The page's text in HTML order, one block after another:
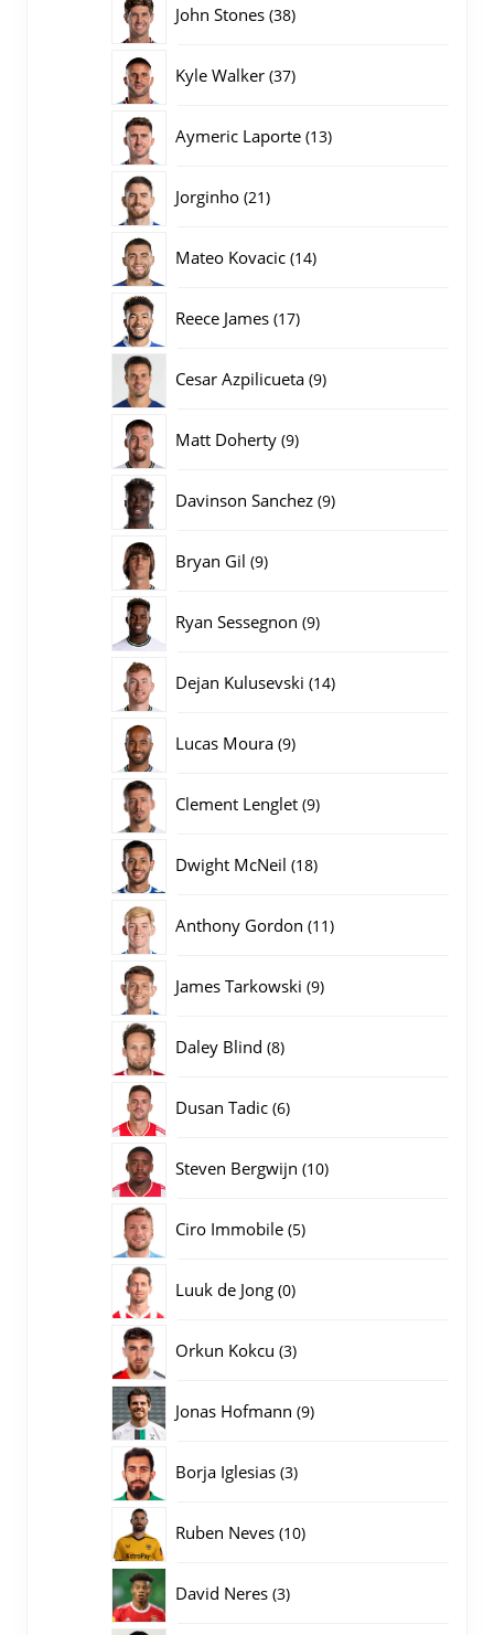
John Stones 3838
Kyle Walker 3737
Aymeric Laporte 1313
Jorginho 2121
Mateo Kovacic 1414
Reece James 1717
Cesar Azpilicueta 99
Matt Doherty 99
Davinson Sanchez 99
Bryan Gil 99
Ryan Sessegnon 99
Dejan Kulusevski 1414
Lucas Moura 99
Clement Lenglet 99
Dwight McNeil 1818
Anthony Gordon 1111
James Tarkowski 99
Daley Blind 88
Dusan Tadic 66
Steven Bergwijn 1010
Ciro Immobile 55
Luuk de Jong 00
Orkun Kokcu 33
Jonas Hofmann 99
Borja Iglesias 33
Ruben Neves 1010
David Neres 33